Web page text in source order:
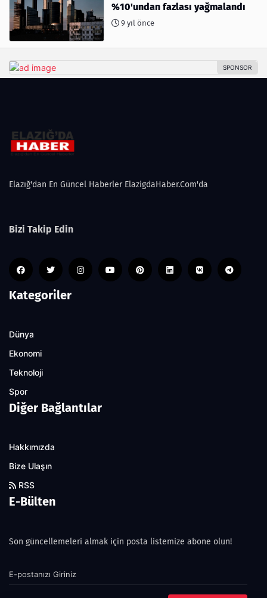
%10'undan fazlası yağmalandı
9 yıl önce
Elazığ'dan En Güncel Haberler ElazigdaHaber.Com'da
Bizi Takip Edin
Kategoriler
Dünya
Ekonomi
Teknoloji
Spor
Diğer Bağlantılar
Hakkımızda
Bize Ulaşın
RSS
E-Bülten
Son güncellemeleri almak için posta listemize abone olun!